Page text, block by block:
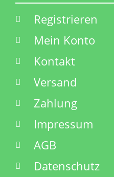
Registrieren
Mein Konto
Kontakt
Versand
Zahlung
Impressum
AGB
Datenschutz